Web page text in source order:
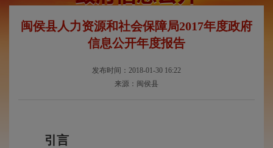
闽侯县人力资源和社会保障局2017年度政府
信息公开年度报告
发布时间：2018-01-30 16:22
来源：闽侯县
引言